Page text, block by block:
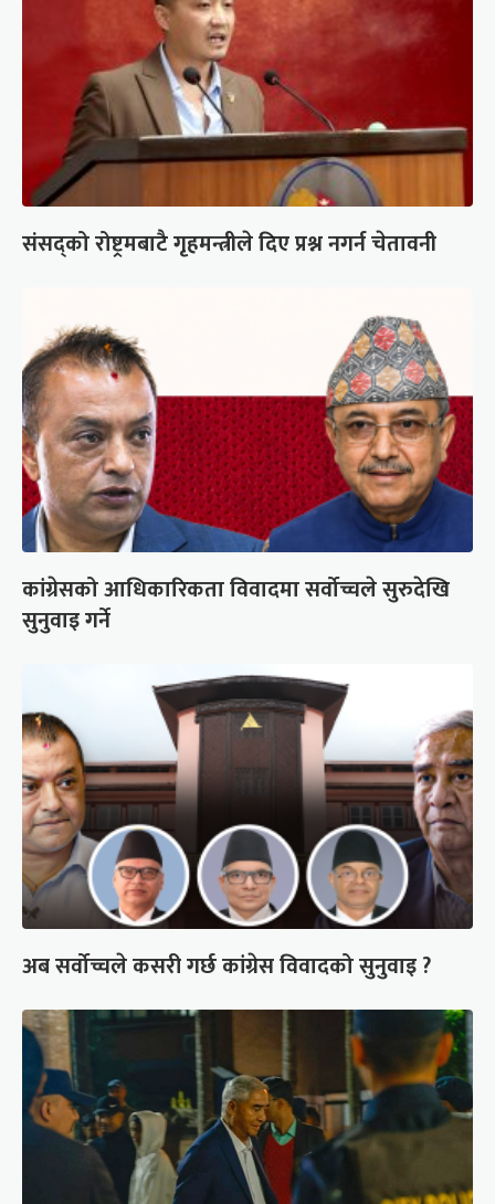
संसद्को रोष्ट्रमबाटै गृहमन्त्रीले दिए प्रश्न नगर्न चेतावनी
कांग्रेसको आधिकारिकता विवादमा सर्वोच्चले सुरुदेखि
सुनुवाइ गर्ने
अब सर्वोच्चले कसरी गर्छ कांग्रेस विवादको सुनुवाइ ?